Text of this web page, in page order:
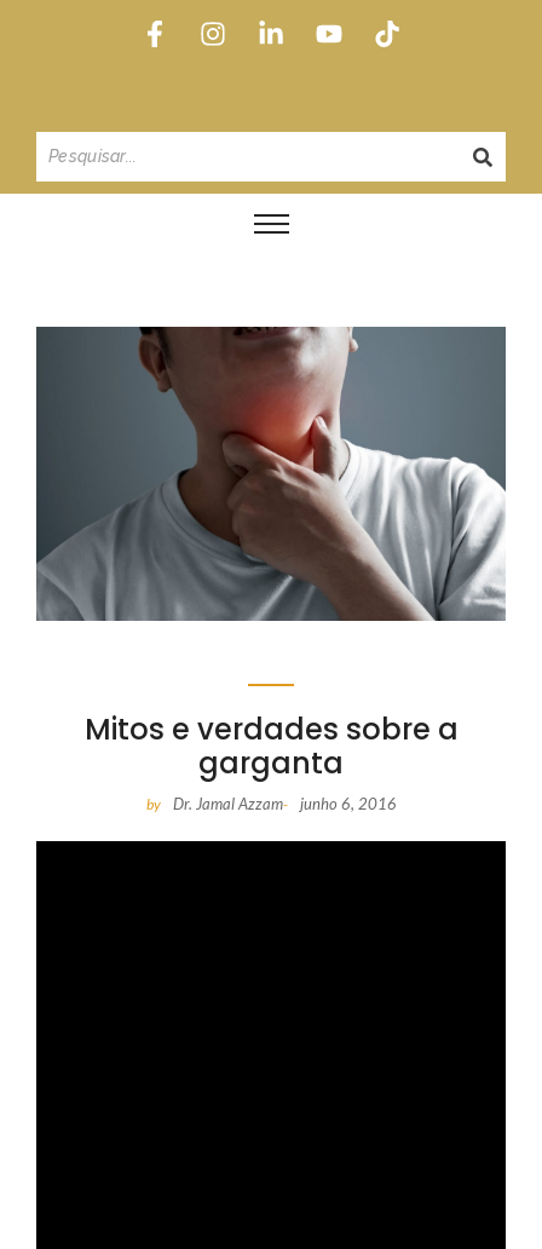
Mitos e verdades sobre a
garganta
by Dr. Jamal Azzam- junho 6, 2016